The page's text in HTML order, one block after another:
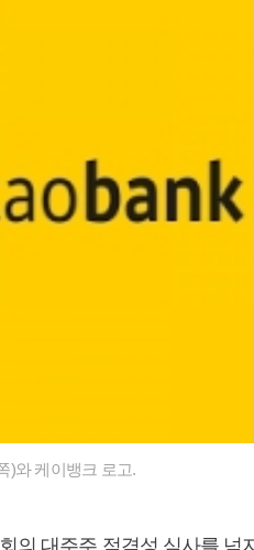
)와 케이뱅크 로고.
의 대주주 적격성 심사를